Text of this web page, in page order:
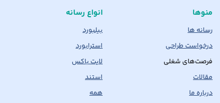
منوها
رسانه ها
درخواست طراحی
فرصت‌های شغلی
مقالات
درباره ما
انواع رسانه
بیلبورد
استرابورد
لایت باکس
استند
همه